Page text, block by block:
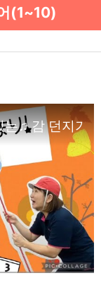
(1~10)
♫ 감 던지기